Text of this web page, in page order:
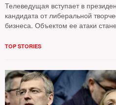
Телеведущая вступает в
кандидата от либеральной
бизнеса. Объектом ее атаки
TOP STORIES